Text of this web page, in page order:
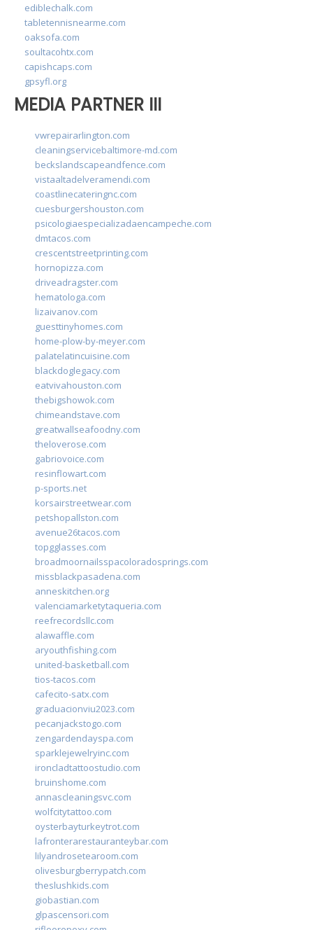
ediblechalk.com
tabletennisnearme.com
oaksofa.com
soultacohtx.com
capishcaps.com
gpsyfl.org
MEDIA PARTNER III
vwrepairarlington.com
cleaningservicebaltimore-md.com
beckslandscapeandfence.com
vistaaltadelveramendi.com
coastlinecateringnc.com
cuesburgershouston.com
psicologiaespecializadaencampeche.com
dmtacos.com
crescentstreetprinting.com
hornopizza.com
driveadragster.com
hematologa.com
lizaivanov.com
guesttinyhomes.com
home-plow-by-meyer.com
palatelatincuisine.com
blackdoglegacy.com
eatvivahouston.com
thebigshowok.com
chimeandstave.com
greatwallseafoodny.com
theloverose.com
gabriovoice.com
resinflowart.com
p-sports.net
korsairstreetwear.com
petshopallston.com
avenue26tacos.com
topgglasses.com
broadmoornailsspacoloradosprings.com
missblackpasadena.com
anneskitchen.org
valenciamarketytaqueria.com
reefrecordsllc.com
alawaffle.com
aryouthfishing.com
united-basketball.com
tios-tacos.com
cafecito-satx.com
graduacionviu2023.com
pecanjackstogo.com
zengardendayspa.com
sparklejewelryinc.com
ironcladtattoostudio.com
bruinshome.com
annascleaningsvc.com
wolfcitytattoo.com
oysterbayturkeytrot.com
lafronterarestauranteybar.com
lilyandrosetearoom.com
olivesburgberrypatch.com
theslushkids.com
giobastian.com
glpascensori.com